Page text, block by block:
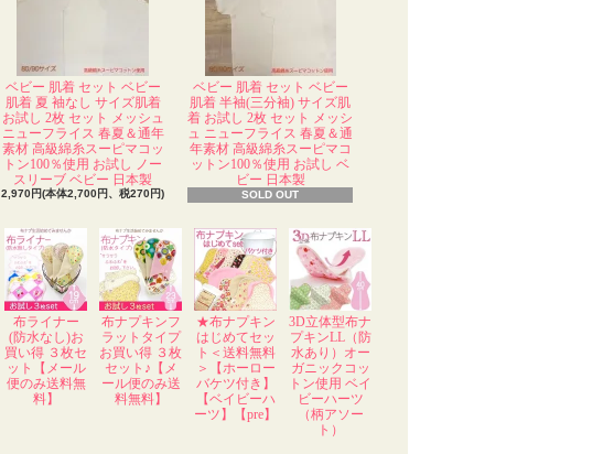
ベビー 肌着 セット ベビー
肌着 夏 袖なし サイズ肌着
お試し 2枚 セット メッシュ
ニューフライス 春夏＆通年
素材 高級綿糸スーピマコッ
トン100％使用 お試し ノー
スリーブ ベビー 日本製
2,970円(本体2,700円、税270円)
ベビー 肌着 セット ベビー
肌着 半袖(三分袖) サイズ肌
着 お試し 2枚 セット メッシ
ュ ニューフライス 春夏＆通
年素材 高級綿糸スーピマコ
ットン100％使用 お試し ベ
ビー 日本製
SOLD OUT
布ライナー
(防水なし)お
買い得 ３枚セ
ット【メール
便のみ送料無
料】
布ナプキンフ
ラットタイプ
お買い得 ３枚
セット♪【メ
ール便のみ送
料無料】
★布ナプキン
はじめてセッ
ト＜送料無料
＞【ホーロー
バケツ付き】
【ベイビーハ
ーツ】【pre】
3D立体型布ナ
プキンLL（防
水あり）オー
ガニックコッ
トン使用 ベイ
ビーハーツ
（柄アソー
ト）